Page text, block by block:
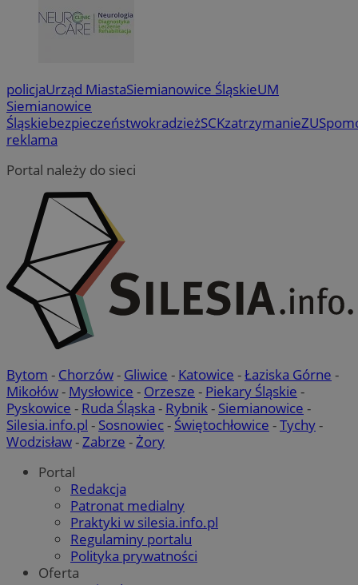
policjaUrząd MiastaSiemianowice ŚląskieUM
Siemianowice
ŚląskiebezpieczeństwokradzieżSCKzatrzymanieZUS
reklama
Portal należy do sieci
Bytom - Chorzów- Gliwice - Katowice -Łaziska Górne -
Mikołów- Mysłowice - Orzesze - Piekary Śląskie -
Pyskowice - Ruda Śląska - Rybnik- Siemianowice -
Silesia.info.pl - Sosnowiec- Świętochłowice -Tychy-
Wodzisław-Zabrze -Żory
Portal
Redakcja
Patronat medialny
Praktyki w silesia.info.pl
Regulaminy portalu
Polityka prywatności
Oferta